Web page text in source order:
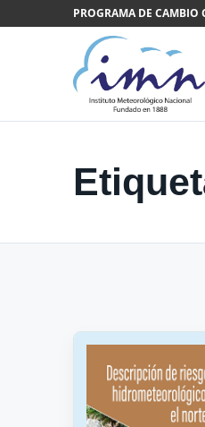
Saltar al contenidoPROGRAMA DE CAMBIO